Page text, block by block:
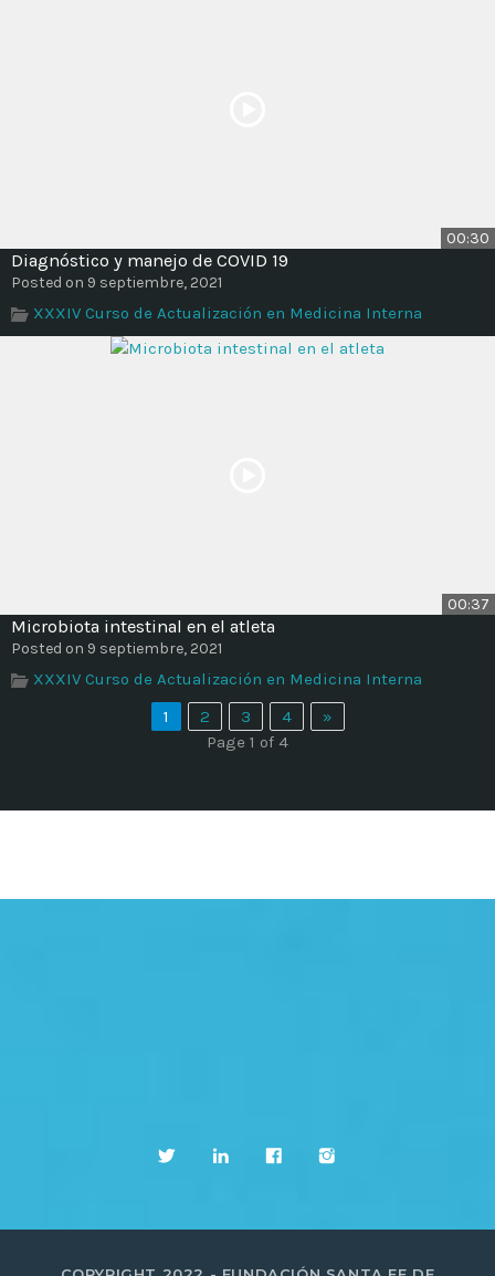
00:30
Diagnóstico y manejo de COVID 19
Posted on 9 septiembre, 2021
XXXIV Curso de Actualización en Medicina Interna
00:37
Microbiota intestinal en el atleta
Posted on 9 septiembre, 2021
XXXIV Curso de Actualización en Medicina Interna
1
2 3 4
»
Page 1 of 4